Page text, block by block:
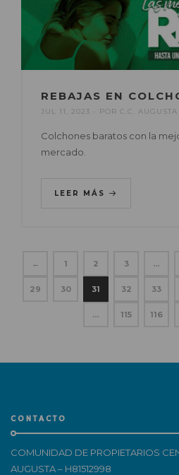
REBAJAS EN
JUL 11, 2023 POR C.C. AUGUSTA
Colchones baratos con la
mercado.
LEER MÁS
← 1 2 3 …
29 30 31 32 33
… 115 116
CONTACTO
COMUNIDAD DE PROPIETARIOS
AUGUSTA – H81512998